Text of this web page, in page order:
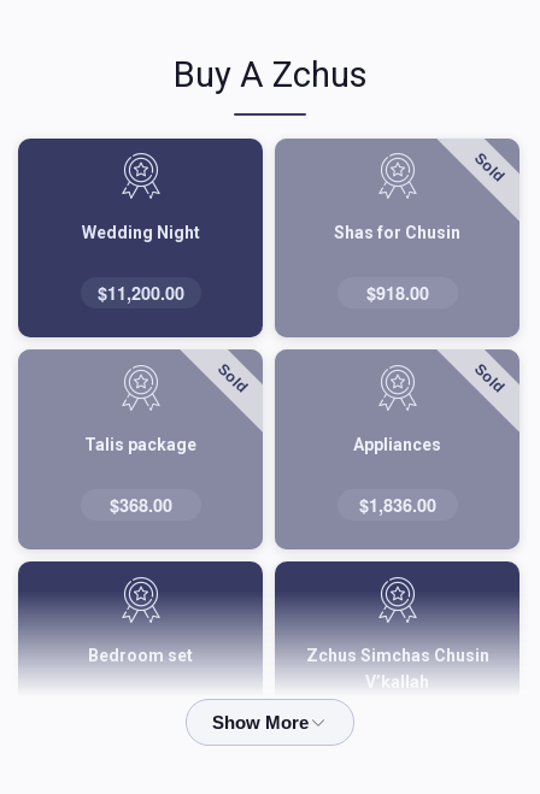
Buy A Zchus
Wedding Night
$11,200.00
Sold
Shas for Chusin
$918.00
Sold
Talis package
$368.00
Sold
Appliances
$1,836.00
Bedroom set
Zchus Simchas Chusin
V’kallah